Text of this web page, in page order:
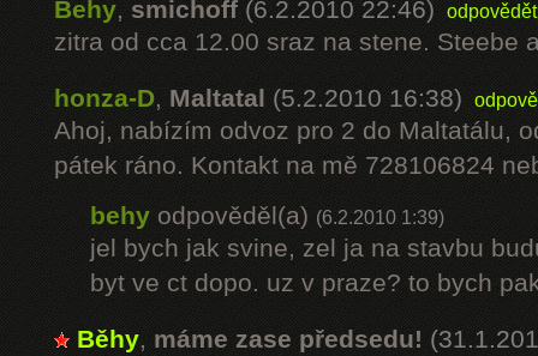
Behy, smichoff (6.2.2010 22:46) odpovědět
zitra od cca 12.00 sraz na stene. Steebe
honza-D, Maltatal (5.2.2010 16:38)
Ahoj, nabízím odvoz pro 2 do Maltatálu,
pátek ráno. Kontakt na mě 728106824
behy odpověděl(a) (6.2.2010 1:39)
jel bych jak svine, zel ja na stavbu
byt ve ct dopo. uz v praze? to bych
Běhy, máme zase předsedu!